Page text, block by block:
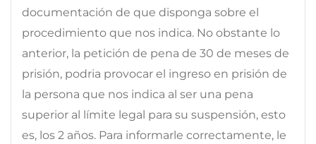
documentación de que disponga sobre el
procedimiento que nos indica. No obstante lo
anterior, la petición de pena de 30 de meses de
prisión, podria provocar el ingreso en prisión de
la persona que nos indica al ser una pena
superior al límite legal para su suspensión, esto
es, los 2 años. Para informarle correctamente, le